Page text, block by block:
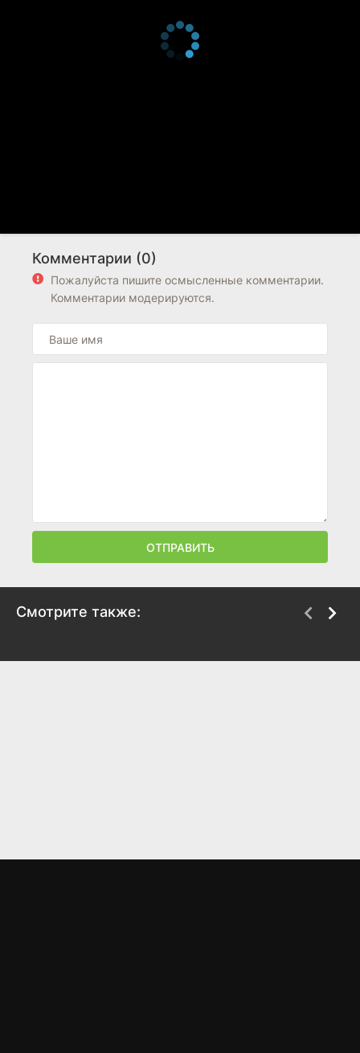
Комментарии (0)
Пожалуйста пишите осмысленные комментарии.
Комментарии модерируются.
ОТПРАВИТЬ
Смотрите также: